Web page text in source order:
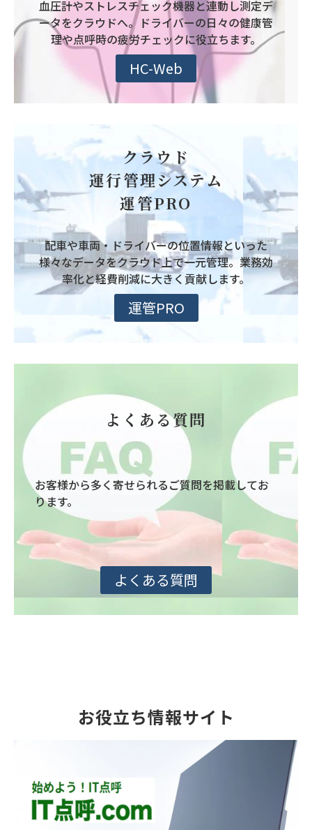
血圧計やストレスチェック機器と連動し測定デ
ータをクラウドへ。ドライバーの日々の健康管
理や点呼時の疲労チェックに役立ちます。
HC-Web
クラウド
運行管理システム
運管PRO
配車や車両・ドライバーの位置情報といった
様々なデータをクラウド上で一元管理。業務効
率化と経費削減に大きく貢献します。
運管PRO
よくある質問
お客様から多く寄せられるご質問を掲載してお
ります。
よくある質問
お役立ち情報サイト